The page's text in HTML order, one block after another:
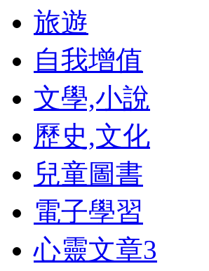
旅遊
自我增值
文學,小說
歷史,文化
兒童圖書
電子學習
心靈文章3